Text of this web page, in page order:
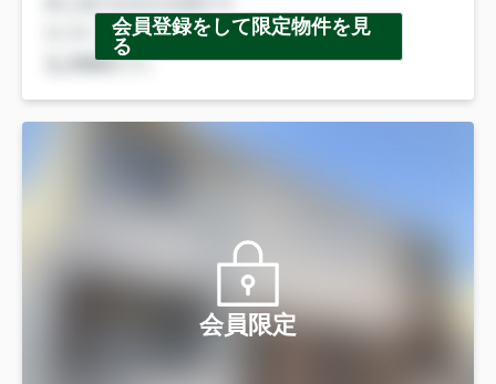
会員登録をして限定物件を見
る
会員限定